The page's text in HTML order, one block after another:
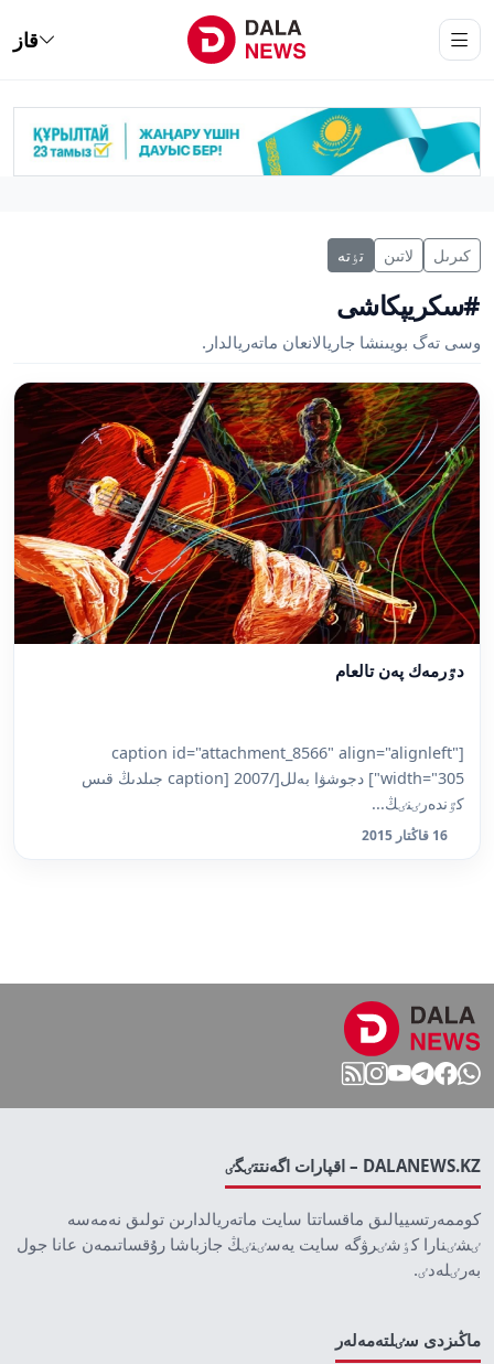
قاز
كىرىل لاتىن تٶتە
#سكريپكاشى
وسى تەگ بويىنشا جاريالانعان ماتەريالدار.
دٷرمەك پەن تالعام
[caption id="attachment_8566" align="alignleft"
width="305"] دجوشۋا بەلل[/caption] 2007 جىلدىڭ قىس
كٷندەرٸنٸڭ...
16 قاڭتار 2015
DALANEWS.KZ – اقپارات اگەنتتٸگٸ
كوممەرتسييالىق ماقساتتا سايت ماتەريالدارىن تولىق نەمەسە
ٸشٸنارا كٶشٸرۋگە سايت يەسٸنٸڭ جازباشا رۇقساتىمەن عانا جول
بەرٸلەدٸ.
ماڭىزدى سٸلتەمەلەر